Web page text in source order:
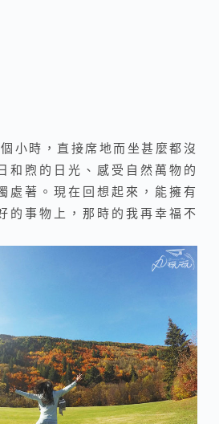
小時，直接席地而坐甚麼都沒
和煦的日光、感受自然萬物的
處著。現在回想起來，能擁有
的事物上，那時的我再幸福不